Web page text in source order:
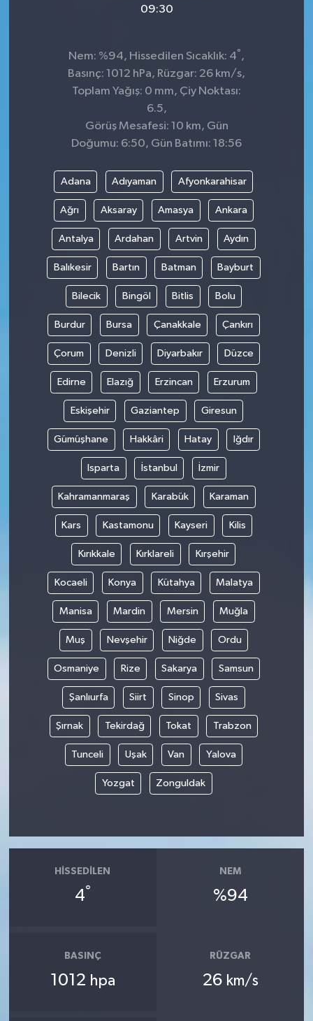
09:30
Nem: %94, Hissedilen Sıcaklık: 4°,
Basınç: 1012 hPa, Rüzgar: 26 km/s,
Toplam Yağış: 0 mm, Çiy Noktası:
6.5,
Görüş Mesafesi: 10 km, Gün
Doğumu: 6:50, Gün Batımı: 18:56
Adana Adıyaman Afyonkarahisar
Ağrı Aksaray Amasya Ankara
Antalya Ardahan Artvin Aydın
Balıkesir Bartın Batman Bayburt
Bilecik Bingöl Bitlis Bolu
Burdur Bursa Çanakkale Çankırı
Çorum Denizli Diyarbakır Düzce
Edirne Elazığ Erzincan Erzurum
Eskişehir Gaziantep Giresun
Gümüşhane Hakkâri Hatay Iğdır
Isparta İstanbul İzmir
Kahramanmaraş Karabük Karaman
Kars Kastamonu Kayseri Kilis
Kırıkkale Kırklareli Kırşehir
Kocaeli Konya Kütahya Malatya
Manisa Mardin Mersin Muğla
Muş Nevşehir Niğde Ordu
Osmaniye Rize Sakarya Samsun
Şanlıurfa Siirt Sinop Sivas
Şırnak Tekirdağ Tokat Trabzon
Tunceli Uşak Van Yalova
Yozgat Zonguldak
HISSEDILEN
4°
NEM
%94
BASINÇ
1012 hpa
RÜZGAR
26 km/s